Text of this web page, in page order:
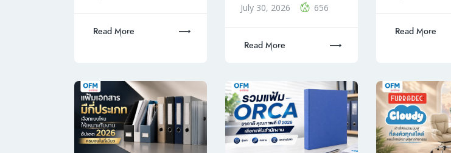
Read More
July 30, 2026 656
Read More
Read More